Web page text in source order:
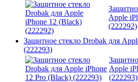
Apple
(222292)
Защитное стекло Drobak для
(222293)
Apple
(222293)